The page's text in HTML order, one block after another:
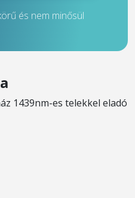
és nem minősül
1439nm-es telekkel eladó